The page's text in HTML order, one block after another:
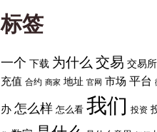
标签
一个 下载 为什么 交易 交易所
充值 合约 商家 地址 官网 市场 平台
办 怎么样 怎么看 我们 投资